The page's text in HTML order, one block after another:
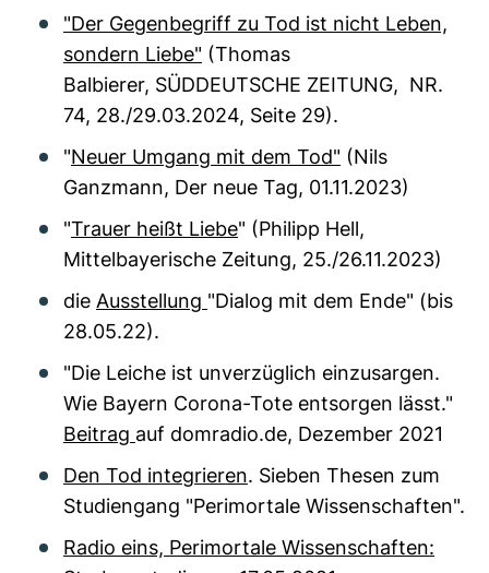
"Der Gegenbegriff zu Tod ist nicht Leben,
sondern Liebe" (Thomas
Balbierer, SÜDDEUTSCHE ZEITUNG, NR.
74, 28./29.03.2024, Seite 29).
"Neuer Umgang mit dem Tod" (Nils
Ganzmann, Der neue Tag, 01.11.2023)
"Trauer heißt Liebe" (Philipp Hell,
Mittelbayerische Zeitung, 25./26.11.2023)
die Ausstellung "Dialog mit dem Ende" (bis
28.05.22).
"Die Leiche ist unverzüglich einzusargen.
Wie Bayern Corona-Tote entsorgen lässt."
Beitrag auf domradio.de, Dezember 2021
Den Tod integrieren. Sieben Thesen zum
Studiengang "Perimortale Wissenschaften".
Radio eins, Perimortale Wissenschaften: